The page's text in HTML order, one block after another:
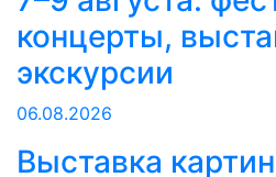
концерты,
экскурсии
06.08.2026
Выставка